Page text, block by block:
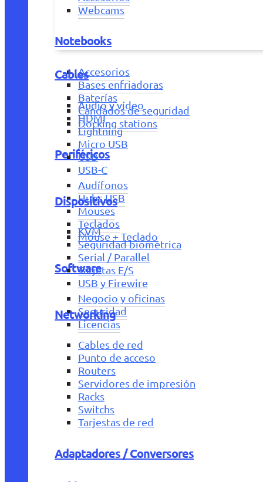
Webcams
Notebooks
Accesorios
Bases enfriadoras
Baterías
Candados de seguridad
Docking stations
Periféricos
Audífonos
Hubs USB
Mouses
Teclados
Mouse + Teclado
Software
Negocio y oficinas
Seguridad
Licencias
Cables
Audio y vídeo
HDMI
Lightning
Micro USB
USB
USB-C
Dispositivos
KVM
Seguridad biométrica
Serial / Parallel
Tarjetas E/S
USB y Firewire
Networking
Cables de red
Punto de acceso
Routers
Servidores de impresión
Racks
Switchs
Tarjestas de red
Adaptadores / Conversores